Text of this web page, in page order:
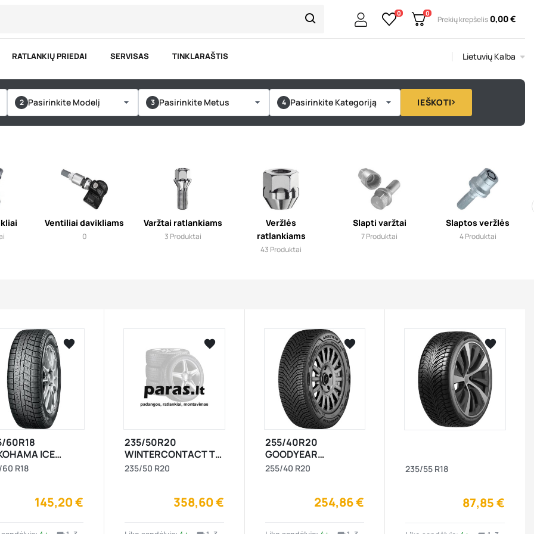
0 0
Prekių krepšelis 0,00 €
RATLANKIŲ PRIEDAI SERVISAS TINKLARAŠTIS Lietuvių Kalba
Pasirinkite Modelį Pasirinkite Metus Pasirinkite Kategoriją IEŠKOTI
Ventiliai davikliams
0
Varžtai ratlankiams
3 Produktai
Veržlės
ratlankiams
43 Produktai
Slapti varžtai
7Produktai
Slaptos veržlės
4Produktai

visibility  
60R18
ICE
(IG60) 104Q
R18
145,20 €

235/50R20
WINTERCONTACT TS
870 P 104V XL
235/50 R20
358,60 €

visibility  
255/40R20
GOODYEAR
ULTRAGRIP ICE 3 101T
255/40 R20
254,86 €

visibility  
235/55 R18
87,85 €